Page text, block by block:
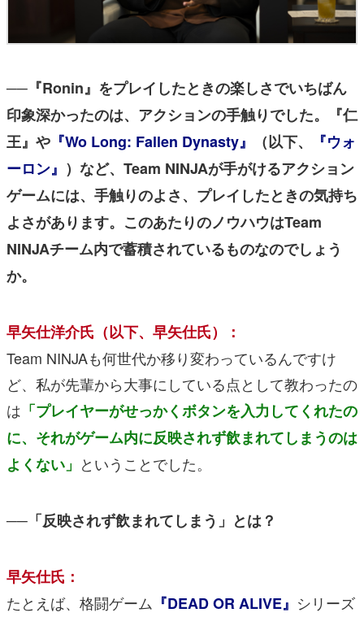
──『Ronin』をプレイしたときの楽しさでいちばん
印象深かったのは、アクションの手触りでした。『仁
王』や 『Wo Long: Fallen Dynasty』 （以下、
『ウォ
ーロン』 ）など、Team NINJAが手がけるアクション
ゲームには、手触りのよさ、プレイしたときの気持ち
よさがあります。 このあたりのノウハウはTeam
NINJAチーム内で蓄積されているものなのでしょう
か。
早矢仕洋介氏（以下、早矢仕氏）：
Team NINJAも何世代か移り変わっているんですけ
ど、私が先輩から大事にしている点として教わったの
は 「プレイヤーがせっかくボタンを入力してくれたの
に、それがゲーム内に反映されず飲まれてしまうのは
よくない」 ということでした。
──「反映されず飲まれてしまう」とは？
早矢仕氏：
たとえば、格闘ゲーム 『DEAD OR ALIVE』 シリーズ